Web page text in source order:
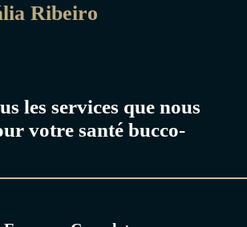
Ribeiro
les services que nous
votre santé bucco-